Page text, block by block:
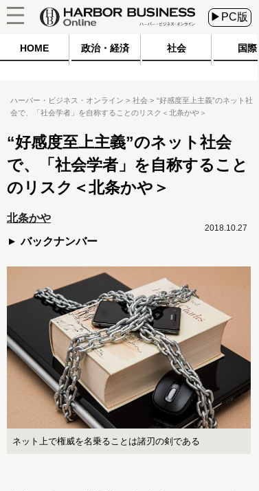
▶PC版
HOME 政治・経済 社会 国際
ハーバー・ビジネス・オンライン 社会
“好感度至上主義”のネット社
会で、「社会学者」を自称することのリスク＜北条かや＞
“好感度至上主義”のネット社会
で、「社会学者」を自称すること
のリスク＜北条かや＞
北条かや
バックナンバー
2018.10.27
ネット上で権威を名乗ることは諸刃の剣である